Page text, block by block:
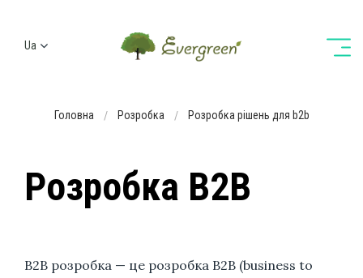
Ua
Головна Розробка Розробка рішень для b2b
Розробка B2B
B2B розробка — це розробка B2B (business to